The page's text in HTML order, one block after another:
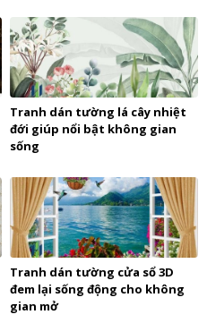
Tranh dán tường lá cây nhiệt
đới giúp nổi bật không gian
sống
Tranh dán tường cửa sổ 3D
đem lại sống động cho không
gian mở